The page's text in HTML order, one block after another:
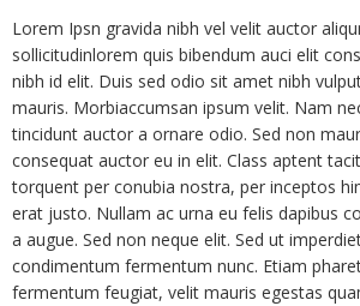
Lorem Ipsn gravida nibh vel velit auctor
sollicitudinlorem quis bibendum auci elit
nibh id elit. Duis sed odio sit amet nibh
mauris. Morbiaccumsan ipsum velit. Nam
tincidunt auctor a ornare odio. Sed non
consequat auctor eu in elit. Class aptent
torquent per conubia nostra, per inceptos
erat justo. Nullam ac urna eu felis dapibus
a augue. Sed non neque elit. Sed ut
condimentum fermentum nunc. Etiam
fermentum feugiat, velit mauris egestas